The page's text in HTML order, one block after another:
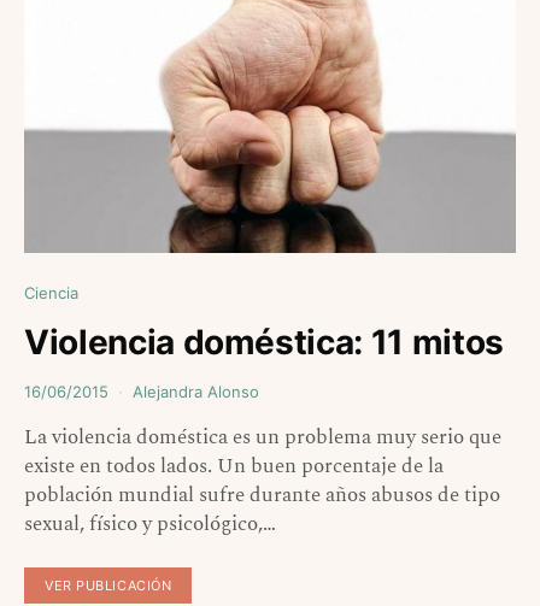
Ciencia
Violencia doméstica: 11 mitos
16/06/2015 Alejandra Alonso
La violencia doméstica es un problema muy serio que
existe en todos lados. Un buen porcentaje de la
población mundial sufre durante años abusos de tipo
sexual, físico y psicológico,…
VER PUBLICACIÓN